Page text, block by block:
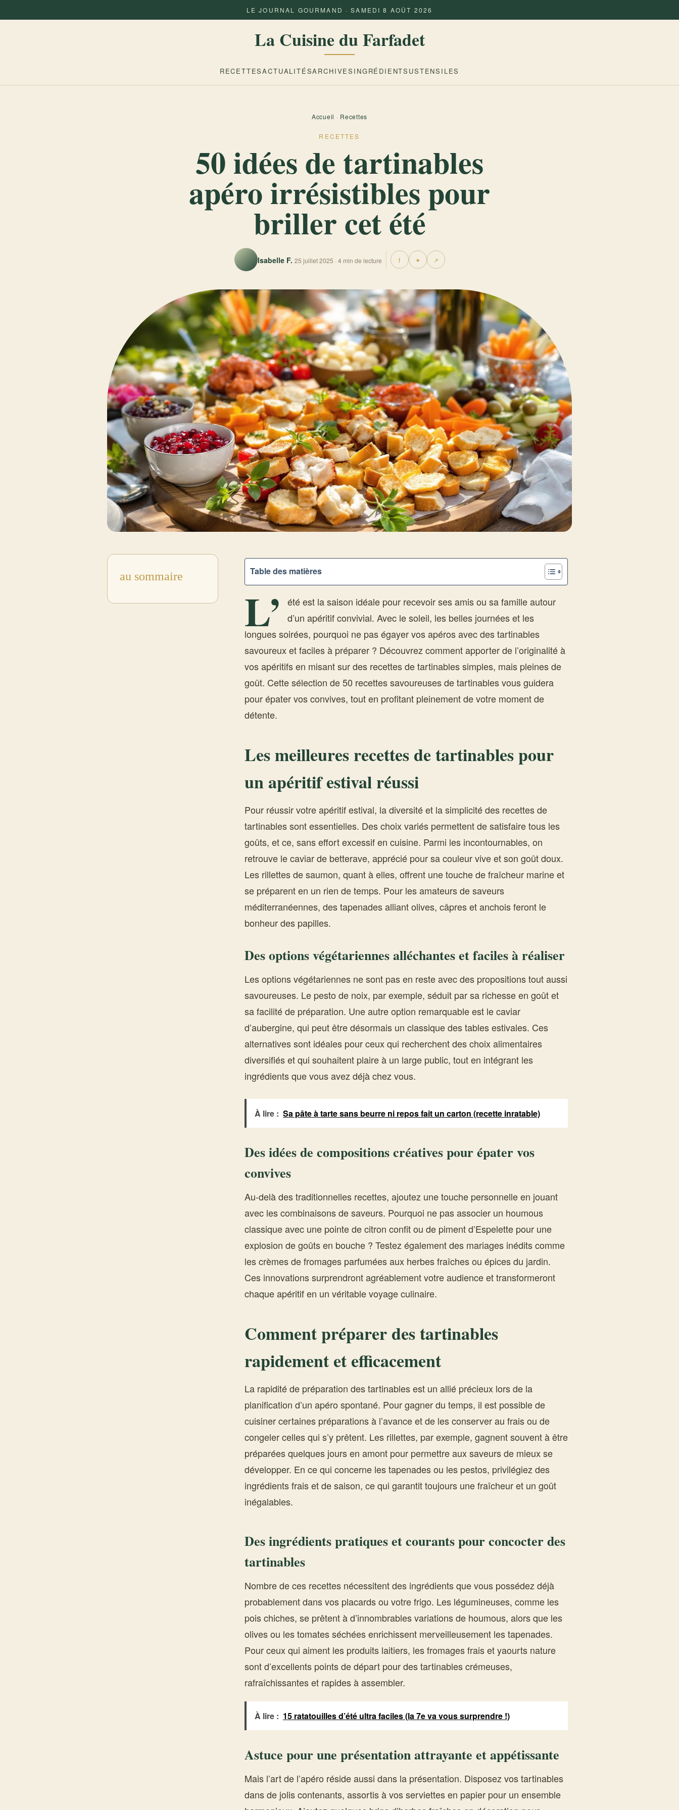
LE JOURNAL GOURMAND · SAMEDI 8 AOÛT 2026
La Cuisine du Farfadet
RECETTESACTUALITÉSARCHIVES INGRÉDIENTS USTENSILES
Accueil · Recettes
RECETTES
50 idées de tartinables
apéro irrésistibles pour
briller cet été
Isabelle F. 25 juillet 2025 · 4 min de lecture f ✦ ↗
au sommaire Table des matières
L’
été est la saison idéale pour recevoir ses amis ou sa famille autour
d’un apéritif convivial. Avec le soleil, les belles journées et les
longues soirées, pourquoi ne pas égayer vos apéros avec des tartinables
savoureux et faciles à préparer ? Découvrez comment apporter de l’originalité à
vos apéritifs en misant sur des recettes de tartinables simples, mais pleines de
goût. Cette sélection de 50 recettes savoureuses de tartinables vous guidera
pour épater vos convives, tout en profitant pleinement de votre moment de
détente.
Les meilleures recettes de tartinables pour
un apéritif estival réussi
Pour réussir votre apéritif estival, la diversité et la simplicité des recettes de
tartinables sont essentielles. Des choix variés permettent de satisfaire tous les
goûts, et ce, sans effort excessif en cuisine. Parmi les incontournables, on
retrouve le caviar de betterave, apprécié pour sa couleur vive et son goût doux.
Les rillettes de saumon, quant à elles, offrent une touche de fraîcheur marine et
se préparent en un rien de temps. Pour les amateurs de saveurs
méditerranéennes, des tapenades alliant olives, câpres et anchois feront le
bonheur des papilles.
Des options végétariennes alléchantes et faciles à réaliser
Les options végétariennes ne sont pas en reste avec des propositions tout aussi
savoureuses. Le pesto de noix, par exemple, séduit par sa richesse en goût et
sa facilité de préparation. Une autre option remarquable est le caviar
d’aubergine, qui peut être désormais un classique des tables estivales. Ces
alternatives sont idéales pour ceux qui recherchent des choix alimentaires
diversifiés et qui souhaitent plaire à un large public, tout en intégrant les
ingrédients que vous avez déjà chez vous.
À lire : Sa pâte à tarte sans beurre ni repos fait un carton (recette inratable)
Des idées de compositions créatives pour épater vos
convives
Au-delà des traditionnelles recettes, ajoutez une touche personnelle en jouant
avec les combinaisons de saveurs. Pourquoi ne pas associer un houmous
classique avec une pointe de citron confit ou de piment d’Espelette pour une
explosion de goûts en bouche ? Testez également des mariages inédits comme
les crèmes de fromages parfumées aux herbes fraîches ou épices du jardin.
Ces innovations surprendront agréablement votre audience et transformeront
chaque apéritif en un véritable voyage culinaire.
Comment préparer des tartinables
rapidement et efficacement
La rapidité de préparation des tartinables est un allié précieux lors de la
planification d’un apéro spontané. Pour gagner du temps, il est possible de
cuisiner certaines préparations à l’avance et de les conserver au frais ou de
congeler celles qui s’y prêtent. Les rillettes, par exemple, gagnent souvent à être
préparées quelques jours en amont pour permettre aux saveurs de mieux se
développer. En ce qui concerne les tapenades ou les pestos, privilégiez des
ingrédients frais et de saison, ce qui garantit toujours une fraîcheur et un goût
inégalables.
Des ingrédients pratiques et courants pour concocter des
tartinables
Nombre de ces recettes nécessitent des ingrédients que vous possédez déjà
probablement dans vos placards ou votre frigo. Les légumineuses, comme les
pois chiches, se prêtent à d’innombrables variations de houmous, alors que les
olives ou les tomates séchées enrichissent merveilleusement les tapenades.
Pour ceux qui aiment les produits laitiers, les fromages frais et yaourts nature
sont d’excellents points de départ pour des tartinables crémeuses,
rafraîchissantes et rapides à assembler.
À lire : 15 ratatouilles d’été ultra faciles (la 7e va vous surprendre !)
Astuce pour une présentation attrayante et appétissante
Mais l’art de l’apéro réside aussi dans la présentation. Disposez vos tartinables
dans de jolis contenants, assortis à vos serviettes en papier pour un ensemble